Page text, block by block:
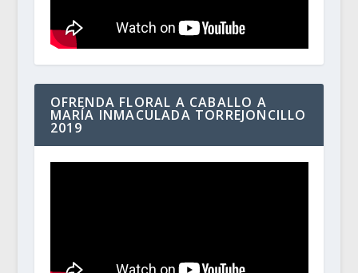
OFRENDA FLORAL A CABALLO A
MARÍA INMACULADA TORREJONCILLO
2019